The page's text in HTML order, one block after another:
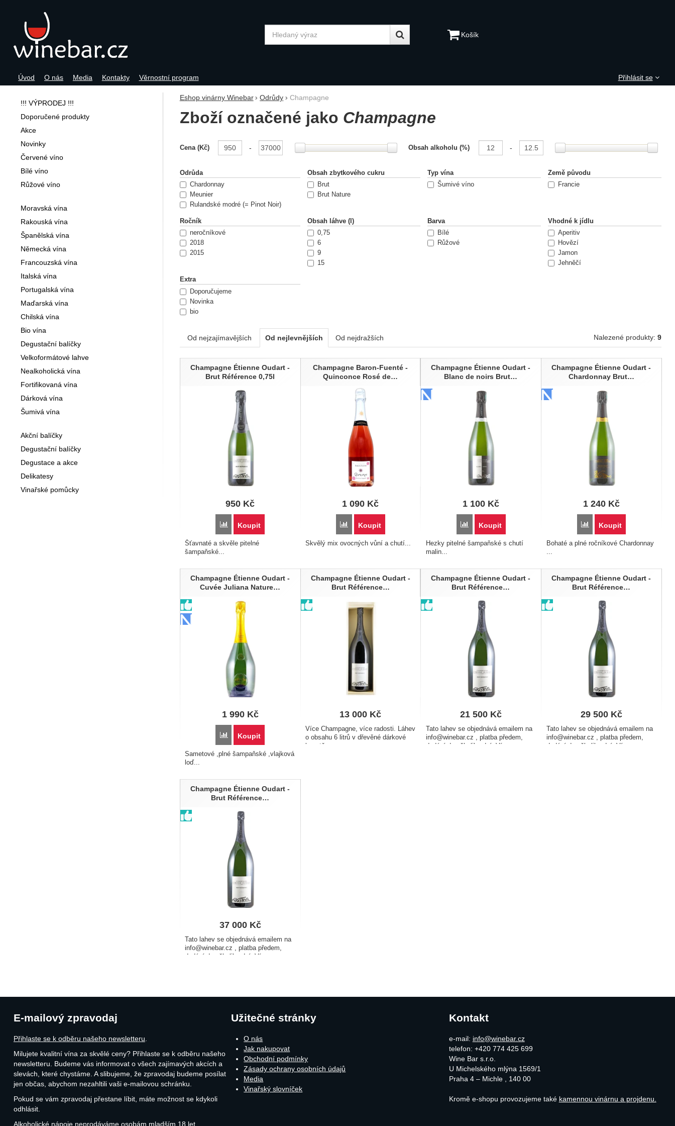
Eshop vinárny Winebar Odrůdy Champagne
Zboží označené jako Champagne
Filtrování podle parametrů
Cena (Kč) - Obsah alkoholu (%) -
Odrůda
Chardonnay
Meunier
Rulandské modré (= Pinot Noir)
Obsah zbytkového cukru
Brut
Brut Nature
Typ vína
Šumivé víno
Země původu
Francie
Ročník
neročníkové
2018
2015
Obsah láhve (l)
0,75
6
9
15
Barva
Bílé
Růžové
Vhodné k jídlu
Aperitiv
Hovězí
Jamon
Jehněčí
Extra
Doporučujeme
Novinka
bio
Od nejzajímavějších Od nejlevnějších Od nejdražších Nalezené produkty:9
Produkty
Champagne Étienne Oudart -
Brut Référence 0,75l
950 Kč
Přidat 'Champagne Étienne Oudart - Brut Référence 0,75l' k porovnání
Koupit
Šťavnaté a skvěle pitelné
šampaňské...
Champagne Baron-Fuenté -
Quinconce Rosé de…
1 090 Kč
Přidat 'Champagne Baron-Fuenté - Quinconce Rosé de Saignee Brut 0,75l' k porovnání
Koupit
Skvělý mix ovocných vůní a chutí...
Champagne Étienne Oudart -
Blanc de noirs Brut…
1 100 Kč
Přidat 'Champagne Étienne Oudart - Blanc de noirs Brut 0,75l' k
Koupit
Hezky pitelné šampaňské s chutí
malin...
Champagne Étienne Oudart -
Chardonnay Brut…
1 240 Kč
Přidat 'Champagne Étienne
Koupit
Bohaté a plné ročníkové Chardonnay
...
Champagne Étienne Oudart -
Cuvée Juliana Nature…
1 990 Kč
Přidat 'Champagne Étienne Oudart - Cuvée Juliana Nature Millésimée 2015 0,75l' k porovnání
Koupit
Sametové ,plné šampaňské ,vlajková
loď...
Champagne Étienne Oudart -
Brut Référence…
13 000 Kč
Více Champagne, více radosti. Láhev
o obsahu 6 litrů v dřevěné dárkové
kazetě...
Champagne Étienne Oudart -
Brut Référence…
21 500 Kč
Tato lahev se objednává emailem na
info@winebar.cz , platba předem,
dodání do několika dní. Více
Champagne Étienne Oudart -
Brut Référence…
29 500 Kč
Tato lahev se objednává emailem na
info@winebar.cz , platba předem,
dodání do několika dní. Více
Champagne Étienne Oudart -
Brut Référence…
37 000 Kč
Tato lahev se objednává emailem na
info@winebar.cz , platba předem,
dodání do několika dní. Více
!!! VÝPRODEJ !!!
Doporučené produkty
Akce
Novinky
Červené víno
Bílé víno
Růžové víno
Moravská vína
Rakouská vína
Španělská vína
Německá vína
Francouzská vína
Italská vína
Portugalská vína
Maďarská vína
Chilská vína
Bio vína
Degustační balíčky
Velkoformátové lahve
Nealkoholická vína
Fortifikovaná vína
Dárková vína
Šumivá vína
Akční balíčky
Degustační balíčky
Degustace a akce
Delikatesy
Vinařské pomůcky
Navigace
Úvod O nás Media Kontakty Věrnostní program Přihlásit se
Vyhledávání Košík
E-mailový zpravodaj
Přihlaste se k odběru našeho newsletteru
Milujete kvalitní vína za skvělé ceny? Přihlaste se k odběru našeho
newsletteru. Budeme vás informovat o všech zajímavých akcích a
slevách, které chystáme. A slibujeme, že zpravodaj budeme posílat
jen občas, abychom nezahltili vaši e-mailovou schránku.
Pokud se vám zpravodaj přestane líbit, máte možnost se kdykoli
odhlásit.
Alkoholické nápoje neprodáváme osobám mladším 18 let.
Užitečné stránky
O nás
Jak nakupovat
Obchodní podmínky
Zásady ochrany osobních údajů
Media
Vinařský slovníček
Kontakt
e-mail: info@winebar.cz
telefon: +420 774 425 699
Wine Bar s.r.o.
U Michelského mlýna 1569/1
Praha 4 – Michle
140 00
Kromě e-shopu provozujeme také kamennou vinárnu a projdenu.